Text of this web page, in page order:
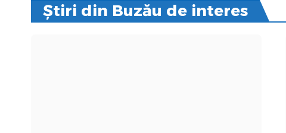
Știri din Buzău de interes